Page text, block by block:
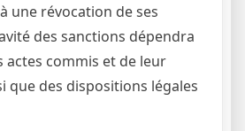
une révocation de ses
des sanctions dépendra
actes commis et de leur
que des dispositions légales